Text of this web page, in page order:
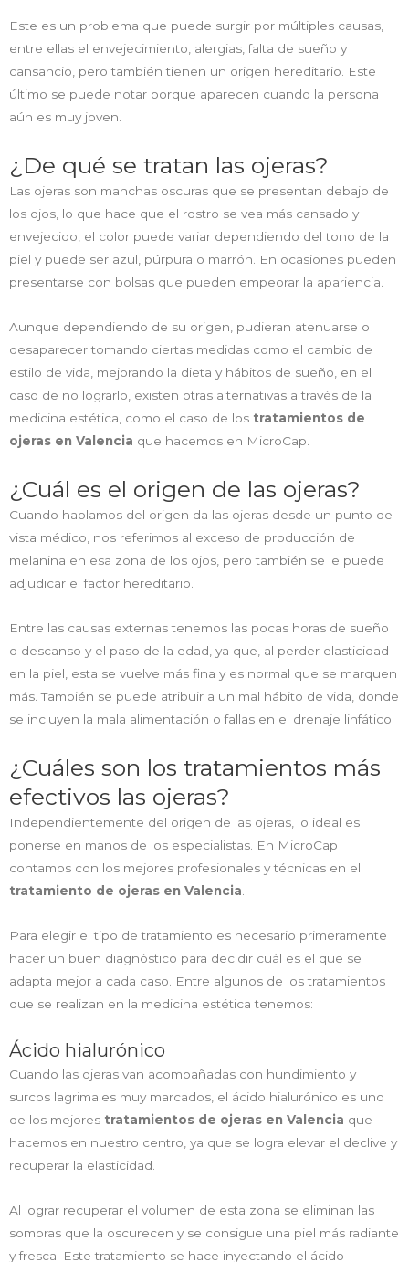
Este es un problema que puede surgir por múltiples causas,
entre ellas el envejecimiento, alergias, falta de sueño y
cansancio, pero también tienen un origen hereditario. Este
último se puede notar porque aparecen cuando la persona
aún es muy joven.
¿De qué se tratan las ojeras?
Las ojeras son manchas oscuras que se presentan debajo de
los ojos, lo que hace que el rostro se vea más cansado y
envejecido, el color puede variar dependiendo del tono de la
piel y puede ser azul, púrpura o marrón. En ocasiones pueden
presentarse con bolsas que pueden empeorar la apariencia.
Aunque dependiendo de su origen, pudieran atenuarse o
desaparecer tomando ciertas medidas como el cambio de
estilo de vida, mejorando la dieta y hábitos de sueño, en el
caso de no lograrlo, existen otras alternativas a través de la
medicina estética, como el caso de los tratamientos de
ojeras en Valencia que hacemos en MicroCap.
¿Cuál es el origen de las ojeras?
Cuando hablamos del origen da las ojeras desde un punto de
vista médico, nos referimos al exceso de producción de
melanina en esa zona de los ojos, pero también se le puede
adjudicar el factor hereditario.
Entre las causas externas tenemos las pocas horas de sueño
o descanso y el paso de la edad, ya que, al perder elasticidad
en la piel, esta se vuelve más fina y es normal que se marquen
más. También se puede atribuir a un mal hábito de vida, donde
se incluyen la mala alimentación o fallas en el drenaje linfático.
¿Cuáles son los tratamientos más
efectivos las ojeras?
Independientemente del origen de las ojeras, lo ideal es
ponerse en manos de los especialistas. En MicroCap
contamos con los mejores profesionales y técnicas en el
tratamiento de ojeras en Valencia
Para elegir el tipo de tratamiento es necesario primeramente
hacer un buen diagnóstico para decidir cuál es el que se
adapta mejor a cada caso. Entre algunos de los tratamientos
que se realizan en la medicina estética tenemos:
Ácido hialurónico
Cuando las ojeras van acompañadas con hundimiento y
surcos lagrimales muy marcados, el ácido hialurónico es uno
de los mejores tratamientos de ojeras en Valencia que
hacemos en nuestro centro, ya que se logra elevar el declive y
recuperar la elasticidad.
Al lograr recuperar el volumen de esta zona se eliminan las
sombras que la oscurecen y se consigue una piel más radiante
y fresca. Este tratamiento se hace inyectando el ácido